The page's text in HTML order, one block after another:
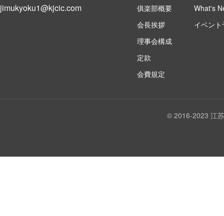
jimukyoku1@kjcic.com
俱楽部概要
会長挨拶
理事会構成
定款
会費規定
What's
イベン
© 2016-2023 江